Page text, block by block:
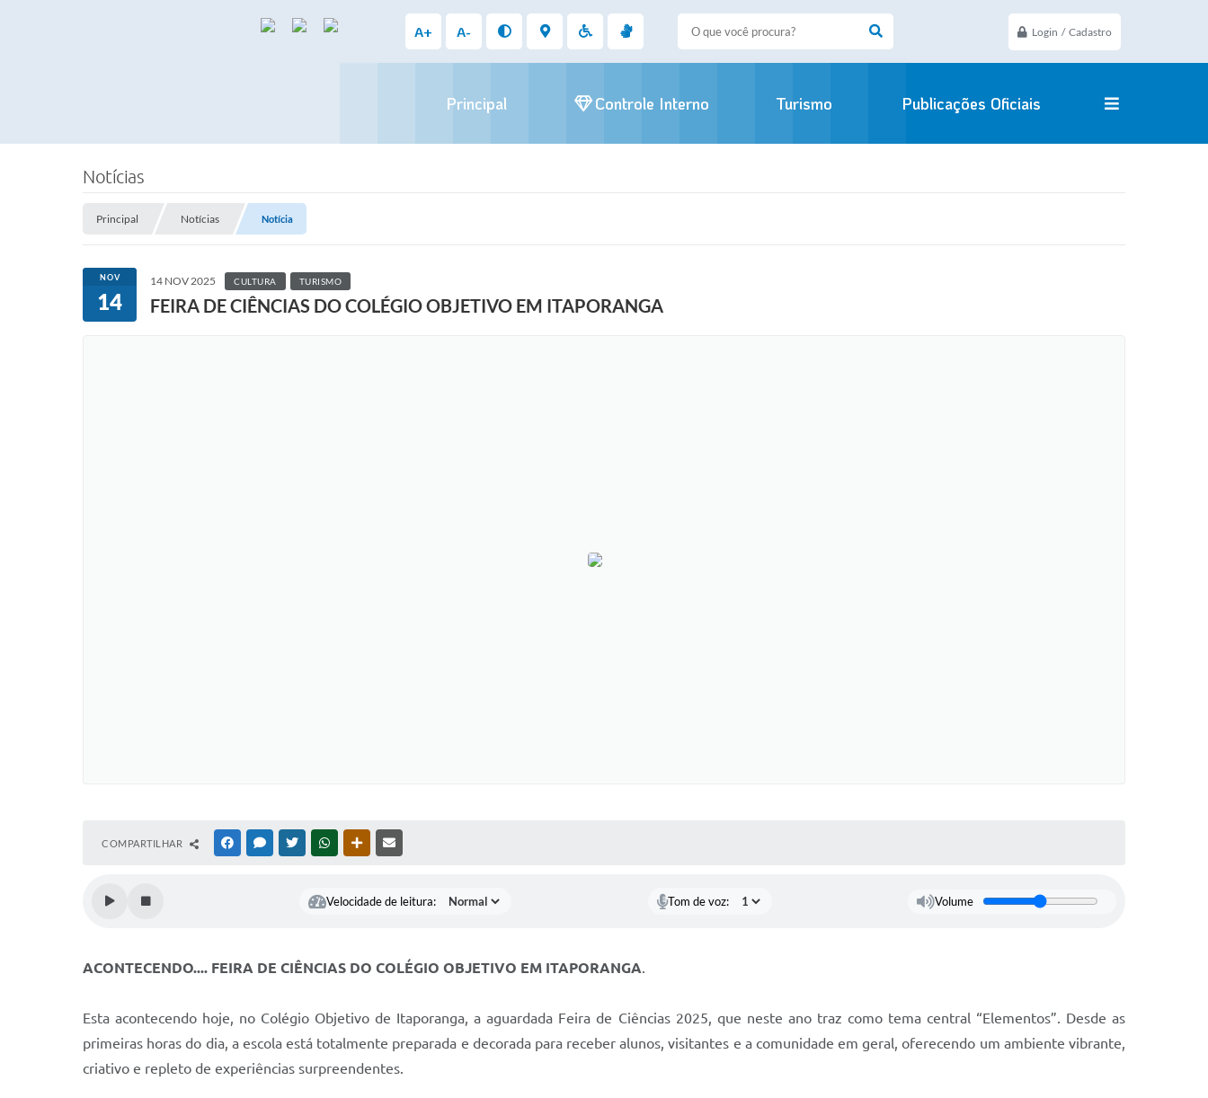
Login / Cadastro
A+ A-
Principal Controle Interno Turismo Publicações Oficiais
Notícias
Principal Notícias Notícia
NOV
14
14 NOV 2025 CULTURA TURISMO
FEIRA DE CIÊNCIAS DO COLÉGIO OBJETIVO EM ITAPORANGA
COMPARTILHAR FACEBOOKMESSENGER
TWITTERWHATSAPPOUTRAS MÍDIAS
Velocidade de leitura: Tom de voz: Volume
ACONTECENDO.... FEIRA DE CIÊNCIAS DO COLÉGIO OBJETIVO EM ITAPORANGA.
Esta acontecendo hoje, no Colégio Objetivo de Itaporanga, a aguardada Feira de Ciências 2025, que neste ano traz como tema central “Elementos”. Desde as
primeiras horas do dia, a escola está totalmente preparada e decorada para receber alunos, visitantes e a comunidade em geral, oferecendo um ambiente vibrante,
criativo e repleto de experiências surpreendentes.